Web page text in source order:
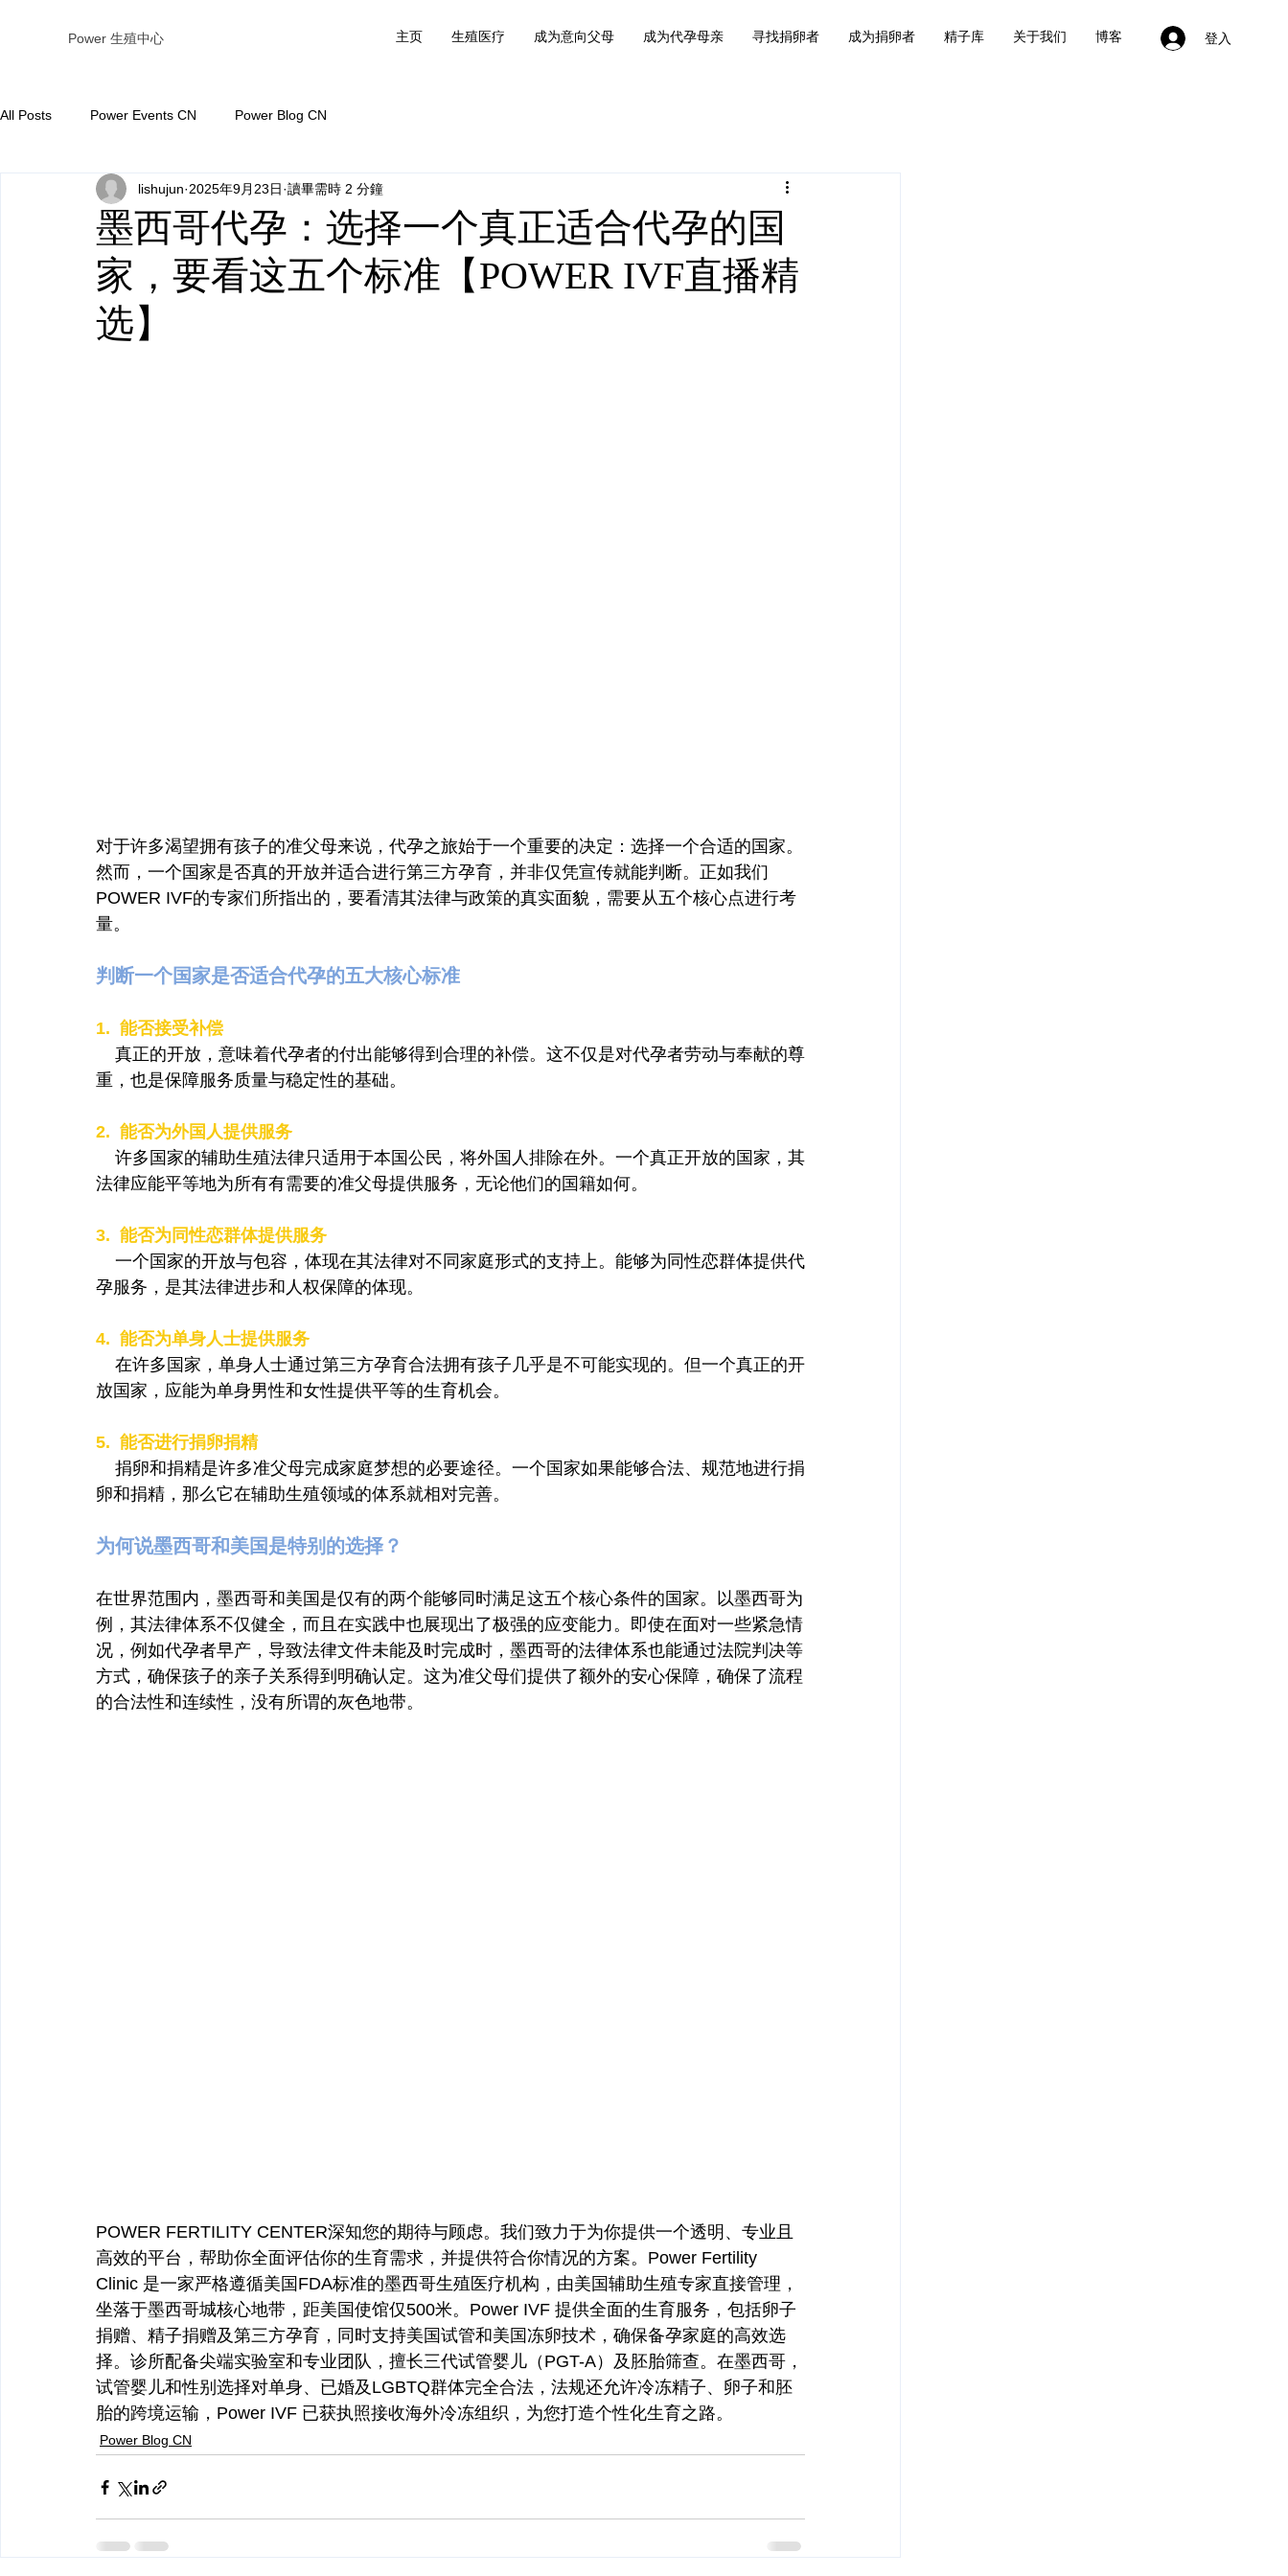
Power 生殖中心 主页 生殖医疗 成为意向父母 成为代孕母亲 寻找捐卵者 成为捐卵者 精子库 关于我们 博客 登入
All Posts Power Events CN Power Blog CN
墨西哥代孕：选择一个真正适合代孕的国
家，要看这五个标准【POWER IVF直播精
选】
lishujun 2025年9月23日 讀畢需時 2 分鐘
对于许多渴望拥有孩子的准父母来说，代孕之旅始于一个重要的决定：选择一个合适的国家。
然而，一个国家是否真的开放并适合进行第三方孕育，并非仅凭宣传就能判断。正如我们
POWER IVF的专家们所指出的，要看清其法律与政策的真实面貌，需要从五个核心点进行考
量。
判断一个国家是否适合代孕的五大核心标准
1.  能否接受补偿
真正的开放，意味着代孕者的付出能够得到合理的补偿。这不仅是对代孕者劳动与奉献的尊
重，也是保障服务质量与稳定性的基础。
2.  能否为外国人提供服务
许多国家的辅助生殖法律只适用于本国公民，将外国人排除在外。一个真正开放的国家，其
法律应能平等地为所有有需要的准父母提供服务，无论他们的国籍如何。
3.  能否为同性恋群体提供服务
一个国家的开放与包容，体现在其法律对不同家庭形式的支持上。能够为同性恋群体提供代
孕服务，是其法律进步和人权保障的体现。
4.  能否为单身人士提供服务
在许多国家，单身人士通过第三方孕育合法拥有孩子几乎是不可能实现的。但一个真正的开
放国家，应能为单身男性和女性提供平等的生育机会。
5.  能否进行捐卵捐精
捐卵和捐精是许多准父母完成家庭梦想的必要途径。一个国家如果能够合法、规范地进行捐
卵和捐精，那么它在辅助生殖领域的体系就相对完善。
为何说墨西哥和美国是特别的选择？
在世界范围内，墨西哥和美国是仅有的两个能够同时满足这五个核心条件的国家。以墨西哥为
例，其法律体系不仅健全，而且在实践中也展现出了极强的应变能力。即使在面对一些紧急情
况，例如代孕者早产，导致法律文件未能及时完成时，墨西哥的法律体系也能通过法院判决等
方式，确保孩子的亲子关系得到明确认定。这为准父母们提供了额外的安心保障，确保了流程
的合法性和连续性，没有所谓的灰色地带。
POWER FERTILITY CENTER深知您的期待与顾虑。我们致力于为你提供一个透明、专业且
高效的平台，帮助你全面评估你的生育需求，并提供符合你情况的方案。Power Fertility
Clinic 是一家严格遵循美国FDA标准的墨西哥生殖医疗机构，由美国辅助生殖专家直接管理，
坐落于墨西哥城核心地带，距美国使馆仅500米。Power IVF 提供全面的生育服务，包括卵子
捐赠、精子捐赠及第三方孕育，同时支持美国试管和美国冻卵技术，确保备孕家庭的高效选
择。诊所配备尖端实验室和专业团队，擅长三代试管婴儿（PGT-A）及胚胎筛查。在墨西哥，
试管婴儿和性别选择对单身、已婚及LGBTQ群体完全合法，法规还允许冷冻精子、卵子和胚
胎的跨境运输，Power IVF 已获执照接收海外冷冻组织，为您打造个性化生育之路。
Power Blog CN